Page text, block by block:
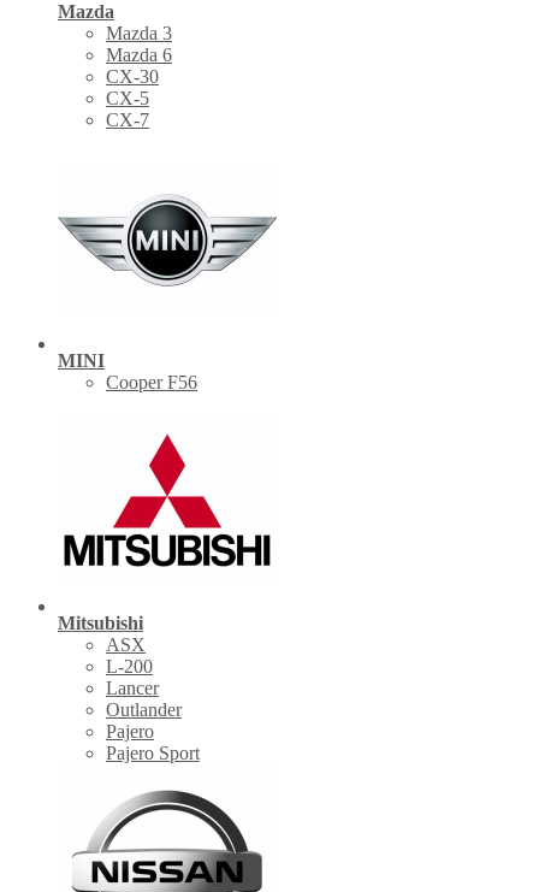
Mazda
Mazda 3
Mazda 6
CX-30
СХ-5
CX-7
MINI
Cooper F56
Mitsubishi
ASX
L-200
Lancer
Outlander
Pajero
Pajero Sport